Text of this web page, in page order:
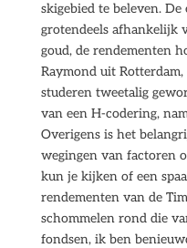
skigebied te beleven.
grotendeels afhankelijk
goud, de rendementen
Raymond uit
studeren tweetalig
van een H-codering,
Overigens is het
wegingen van factoren
kun je kijken of een
rendementen van de
schommelen rond die
fondsen, ik ben